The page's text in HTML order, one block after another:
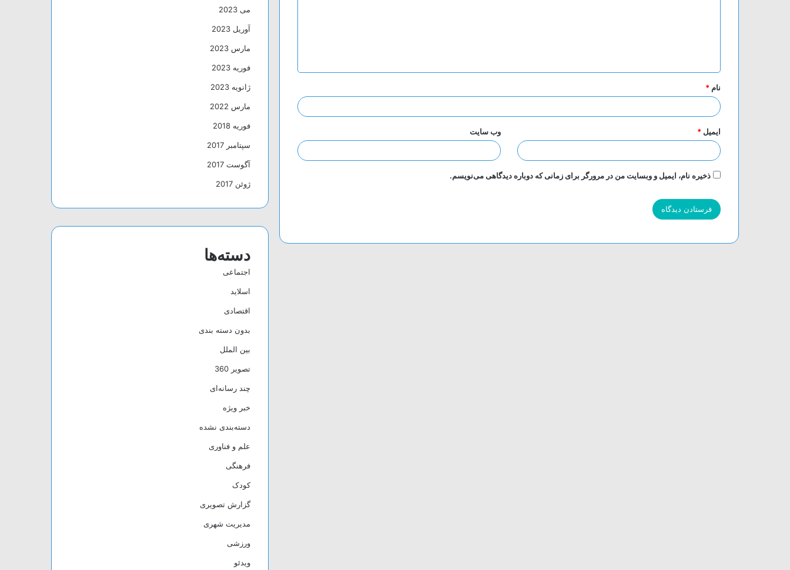
*
نام *
ایمیل * وب‌ سایت
ذخیره نام، ایمیل و وبسایت من در مرورگر برای زمانی که دوباره دیدگاهی می‌نویسم.
می 2023
آوریل 2023
مارس 2023
فوریه 2023
ژانویه 2023
مارس 2022
فوریه 2018
سپتامبر 2017
آگوست 2017
ژوئن 2017
دسته‌ها
اجتماعی
اسلاید
اقتصادی
بدون دسته بندی
بین الملل
تصویر 360
چند رسانه‌ای
خبر ویژه
دسته‌بندی نشده
علم و فناوری
فرهنگی
کودک
گزارش تصویری
مدیریت شهری
ورزشی
ویدئو